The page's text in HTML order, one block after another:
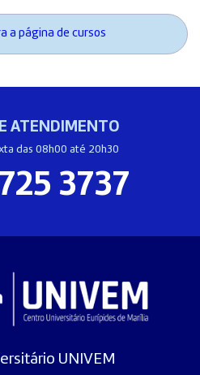
a página de cursos
ATENDIMENTO
das 08h00 até 20h30
3737
UNIVEM